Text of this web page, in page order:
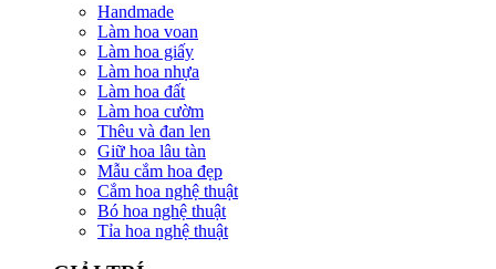
Handmade
Làm hoa voan
Làm hoa giấy
Làm hoa nhựa
Làm hoa đất
Làm hoa cườm
Thêu và đan len
Giữ hoa lâu tàn
Mẫu cắm hoa đẹp
Cắm hoa nghệ thuật
Bó hoa nghệ thuật
Tỉa hoa nghệ thuật